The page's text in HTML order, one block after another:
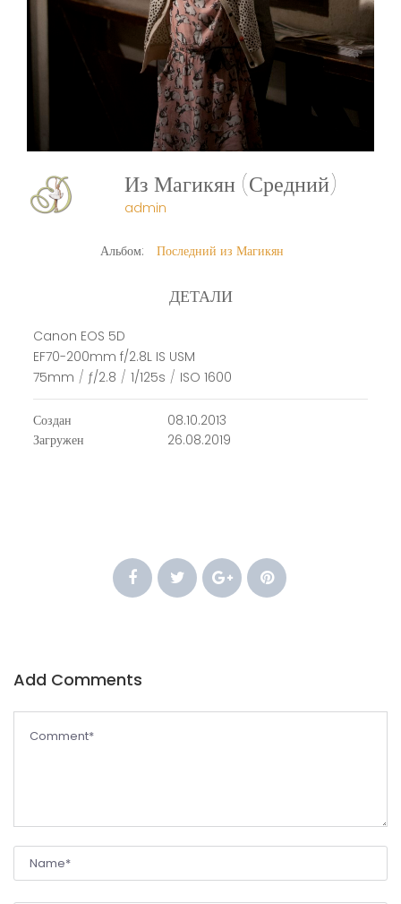
Из Магикян (Средний)
admin
Альбом: Последний из Магикян
ДЕТАЛИ
Canon EOS 5D
EF70-200mm f/2.8L IS USM
75mm / ƒ/2.8 / 1/125s / ISO 1600
Создан
08.10.2013
Загружен
26.08.2019
Add Comments